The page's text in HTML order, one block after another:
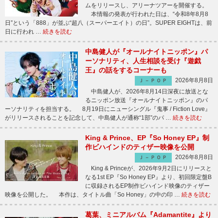
ムをリリースし、アリーナツアーを開催する。
本情報の発表が行われた日は、“令和8年8月8
日”という「888」が並ぶ“超八（スーパーエイト）の日”。SUPER EIGHTは、前
日に行われ … 続きを読む
中島健人が『オールナイトニッポン』パ
ーソナリティ、人生相談を受け『遊戯
王』の話をするコーナーも
Ｊ－ＰＯＰ
2026年8月8日
中島健人が、2026年8月14日深夜に放送とな
るニッポン放送『オールナイトニッポン』のパ
ーソナリティを担当する。 8月19日にニューシングル『鬼事 / Fiction Love』
がリリースされることを記念して、中島健人が通称“1部”のパ … 続きを読む
King & Prince、EP『So Honey EP』制
作ビハインドのティザー映像を公開
Ｊ－ＰＯＰ
2026年8月8日
King & Princeが、2026年9月2日にリリースと
なる1st EP『So Honey EP』より、初回限定盤B
に収録されるEP制作ビハインド映像のティザー
映像を公開した。 本作は、タイトル曲「So Honey」の中の印 … 続きを読む
葛葉、ミニアルバム『Adamantite』より